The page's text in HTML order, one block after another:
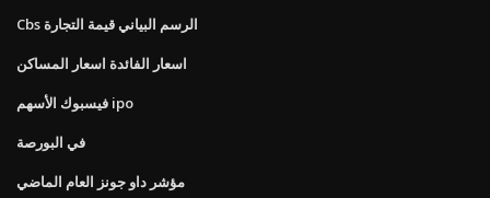
Cbs الرسم البياني قيمة التجارة
اسعار الفائدة اسعار المساكن
فيسبوك الأسهم ipo
في البورصة
مؤشر داو جونز العام الماضي